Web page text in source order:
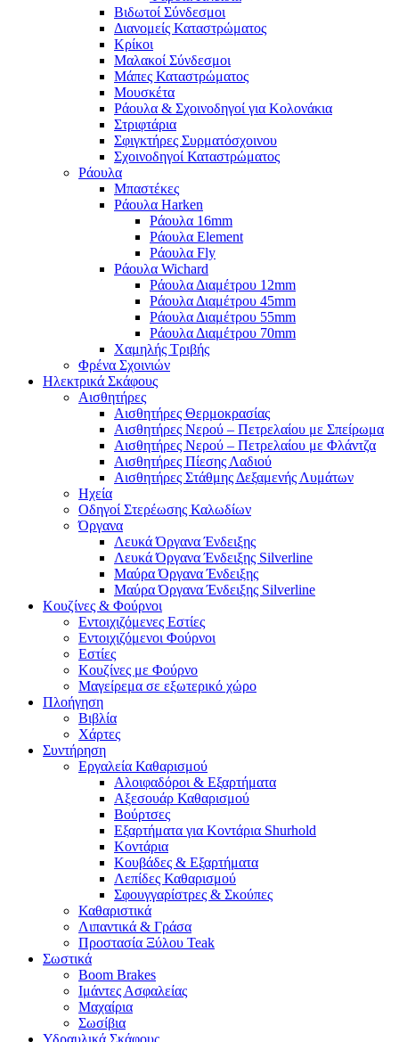
Βιδωτοί Σύνδεσμοι
Διανομείς Καταστρώματος
Κρίκοι
Μαλακοί Σύνδεσμοι
Μάπες Καταστρώματος
Μουσκέτα
Ράουλα & Σχοινοδηγοί για Κολονάκια
Στριφτάρια
Σφιγκτήρες Συρματόσχοινου
Σχοινοδηγοί Καταστρώματος
Ράουλα
Μπαστέκες
Ράουλα Harken
Ράουλα 16mm
Ράουλα Element
Ράουλα Fly
Ράουλα Wichard
Ράουλα Διαμέτρου 12mm
Ράουλα Διαμέτρου 45mm
Ράουλα Διαμέτρου 55mm
Ράουλα Διαμέτρου 70mm
Χαμηλής Τριβής
Φρένα Σχοινιών
Ηλεκτρικά Σκάφους
Αισθητήρες
Αισθητήρες Θερμοκρασίας
Αισθητήρες Νερού – Πετρελαίου με Σπείρωμα
Αισθητήρες Νερού – Πετρελαίου με Φλάντζα
Αισθητήρες Πίεσης Λαδιού
Αισθητήρες Στάθμης Δεξαμενής Λυμάτων
Ηχεία
Οδηγοί Στερέωσης Καλωδίων
Όργανα
Λευκά Όργανα Ένδειξης
Λευκά Όργανα Ένδειξης Silverline
Μαύρα Όργανα Ένδειξης
Μαύρα Όργανα Ένδειξης Silverline
Κουζίνες & Φούρνοι
Εντοιχιζόμενες Εστίες
Εντοιχιζόμενοι Φούρνοι
Εστίες
Κουζίνες με Φούρνο
Μαγείρεμα σε εξωτερικό χώρο
Πλοήγηση
Βιβλία
Χάρτες
Συντήρηση
Εργαλεία Καθαρισμού
Αλοιφαδόροι & Εξαρτήματα
Αξεσουάρ Καθαρισμού
Βούρτσες
Εξαρτήματα για Κοντάρια Shurhold
Κοντάρια
Κουβάδες & Εξαρτήματα
Λεπίδες Καθαρισμού
Σφουγγαρίστρες & Σκούπες
Καθαριστικά
Λιπαντικά & Γράσα
Προστασία Ξύλου Teak
Σωστικά
Boom Brakes
Ιμάντες Ασφαλείας
Μαχαίρια
Σωσίβια
Υδραυλικά Σκάφους